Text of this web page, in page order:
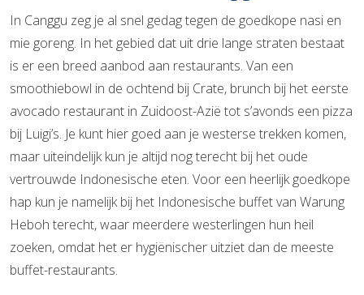
In Canggu zeg je al snel gedag tegen de goedkope nasi en
mie goreng. In het gebied dat uit drie lange straten bestaat
is er een breed aanbod aan restaurants. Van een
smoothiebowl in de ochtend bij Crate, brunch bij het eerste
avocado restaurant in Zuidoost-Azië tot s’avonds een pizza
bij Luigi’s. Je kunt hier goed aan je westerse trekken komen,
maar uiteindelijk kun je altijd nog terecht bij het oude
vertrouwde Indonesische eten. Voor een heerlijk goedkope
hap kun je namelijk bij het Indonesische buffet van Warung
Heboh terecht, waar meerdere westerlingen hun heil
zoeken, omdat het er hygiënischer uitziet dan de meeste
buffet-restaurants.